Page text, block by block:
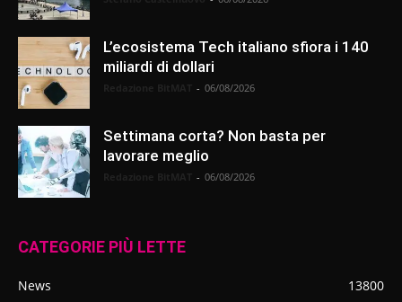
L’ecosistema Tech italiano sfiora i 140
miliardi di dollari
- 06/08/2026
Settimana corta? Non basta per
lavorare meglio
- 06/08/2026
CATEGORIE PIÙ LETTE
News
13800